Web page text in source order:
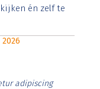
posuere.
én zelf te
adipiscing